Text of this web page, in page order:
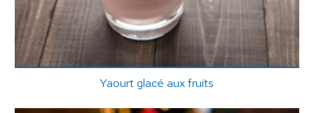
Yaourt glacé aux fruits